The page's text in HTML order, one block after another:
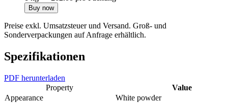
Buy now
Preise exkl. Umsatzsteuer und Versand. Groß- und
Sonderverpackungen auf Anfrage erhältlich.
Spezifikationen
PDF herunterladen
Property
Value
Appearance
White powder